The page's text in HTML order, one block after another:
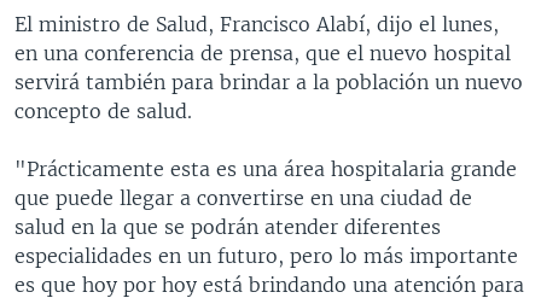
El ministro de Salud, Francisco Alabí, dijo el lunes,
en una conferencia de prensa, que el nuevo hospital
servirá también para brindar a la población un nuevo
concepto de salud.
"Prácticamente esta es una área hospitalaria grande
que puede llegar a convertirse en una ciudad de
salud en la que se podrán atender diferentes
especialidades en un futuro, pero lo más importante
es que hoy por hoy está brindando una atención para